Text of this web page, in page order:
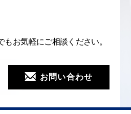
お気軽にご相談ください。
お問い合わせ